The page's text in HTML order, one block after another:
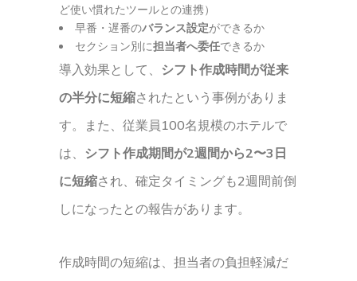
ど使い慣れたツールとの連携）
早番・遅番のバランス設定ができるか
セクション別に担当者へ委任できるか
導入効果として、 シフト作成時間が従来
の半分に短縮されたという事例がありま
す。また、従業員100名規模のホテルで
は、 シフト作成期間が2週間から2〜3日
に短縮され、確定タイミングも2週間前倒
しになったとの報告があります。
作成時間の短縮は、担当者の負担軽減だ